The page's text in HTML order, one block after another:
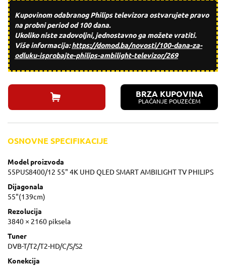
Kupovinom odabranog Philips televizora ostvarujete pravo
na probni period od 100 dana.
Ukoliko niste zadovoljni, jednostavno ga možete vratiti.
Više informacija:https://domod.ba/novosti/100-dana-za-
odluku-isprobajte-philips-ambilight-televizor/269
BRZA KUPOVINA
PLAĆANJE POUZEĆEM
OSNOVNE SPECIFIKACIJE
Model proizvoda
55PUS8400/12 55" 4K UHD QLED SMART AMBILIGHT TV PHILIPS
Dijagonala
55"(139cm)
Rezolucija
3840 × 2160 piksela
Tuner
DVB-T/T2/T2-HD/C/S/S2
Konekcija